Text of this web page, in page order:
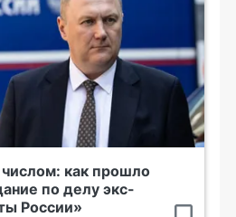
как прошло
по делу экс-
России»